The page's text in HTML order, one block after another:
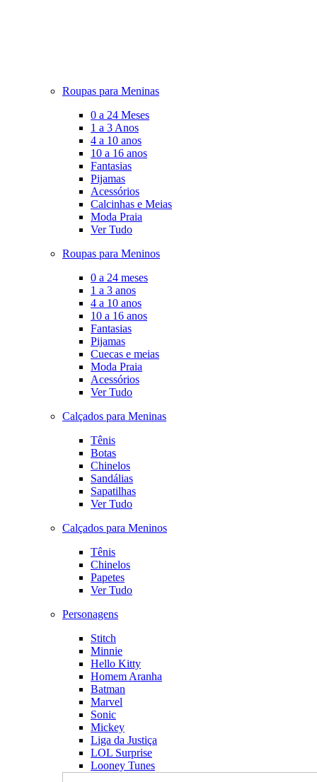
Roupas para Meninas
0 a 24 Meses
1 a 3 Anos
4 a 10 anos
10 a 16 anos
Fantasias
Pijamas
Acessórios
Calcinhas e Meias
Moda Praia
Ver Tudo
Roupas para Meninos
0 a 24 meses
1 a 3 anos
4 a 10 anos
10 a 16 anos
Fantasias
Pijamas
Cuecas e meias
Moda Praia
Acessórios
Ver Tudo
Calçados para Meninas
Tênis
Botas
Chinelos
Sandálias
Sapatilhas
Ver Tudo
Calçados para Meninos
Tênis
Chinelos
Papetes
Ver Tudo
Personagens
Stitch
Minnie
Hello Kitty
Homem Aranha
Batman
Marvel
Sonic
Mickey
Liga da Justiça
LOL Surprise
Looney Tunes